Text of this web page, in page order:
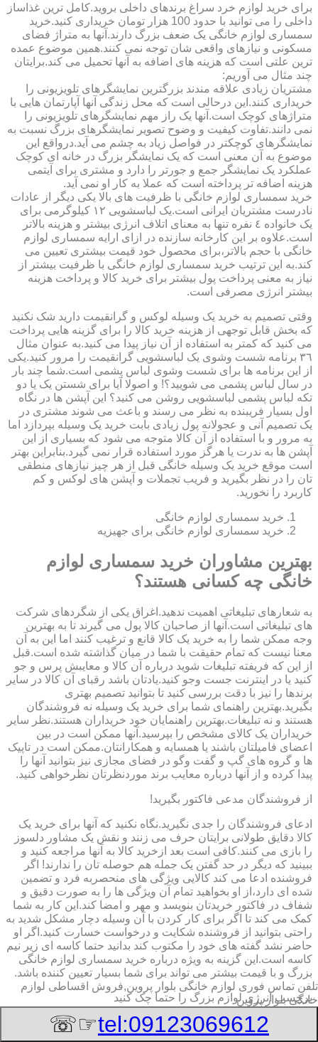
برای خرید لوازم خرد سراغ برندهای داخلی بروید.کامل ترین غذاساز
داخلی را می توانید با حدود 100 هزار تومان خریداری کنید.خرید
سمساری لوازم خانگی یک ضعف بزرگ دارند.آنها به متراژ فضای
مسکونی و نیازهای واقعی شان توجه نمی کنند.همین موضوع عمده
ترین علتی است که هزینه های اضافه به آنها تحمیل می کند.برایتان
چند مثال می آوریم:
مشتریان زیادی علاقه مندند بزرگترین نمایشگرهای تلویزیونی را
خریداری کنند.این درحالی است که محل زندگی آنها آپارتمان هایی با
متراژهای کوچک است.آنها یک راز مهم نمایشگرهای تلویزیونی را
نمی دانند.تفاوت کیفیت و وضوح تصویر نمایشگرهای بزرگ نسبت به
نمایشگرهای کوچکتر در فواصل زیاد به چشم می آید.درواقع این
موضوع به آن معنی است که یک نمایشگر بزرگ در خانه ای کوچک
عملکرد یک نمایشگر جمع و جورتر را دارد و مشتری برای آیتمی
هزینه اضافه تر پرداخته است که عملا به کار او نمی آید.
خرید سمساری لوازم خانگی با ظرفیت های بالا یکی دیگر از عادات
نادرست مشتریان ایرانی است.یک لباسشویی ١٢ کیلوگرمی برای
یک خانواده ٤ نفره تنها به معنای اتلاف انرژی بیشتر و هزینه بالاتر
است.علاوه بر این کارخانه سازنده در ازای ارایه سمساری لوازم
خانگی با حجم بالاتر،برای محصول خود قیمت بیشتری تعیین می
کند.به این ترتیب خرید سمساری لوازم خانگی با ظرفیت بیشتر از
نیاز به معنی پرداخت پول بیشتر برای خرید کالا و پرداخت هزینه
بیشتر انرژی مصرفی است.
وقتی تصمیم به خرید یک وسیله لوکس و گرانقیمت دارید شک نکنید
که بخش قابل توجهی از هزینه خرید کالا را برای گزینه هایی پرداخت
می کنید که کمتر به استفاده از آن نیاز پیدا می کنید.به عنوان مثال
٣٦ برنامه شست وشوی یک لباسشویی گرانقیمت را مرور کنید.یکی
از این برنامه ها برای شست وشوی لباس پشمی است.شما چند بار
در سال لباس پشمی می شویید؟! و اصولا آیا برای شستن یک یا دو
تکه لباس پشمی لباسشویی روشن می کنید؟ این آپشن ها در نگاه
اول بسیار فریبنده به نظر می رسند و باعث می شوند مشتری در
یک تصمیم آنی و عجولانه پول زیادی بابت خرید یک وسیله بپردازد اما
به مرور و با استفاده از آن کالا متوجه می شود که بسیاری از این
آپشن ها به ندرت یا هرگز مورد استفاده قرار نمی گیرد.بنابراین بهتر
است موقع خرید یک وسیله خانگی قبل از هر چیز نیازهای منطقی
تان را در نظر بگیرید و فریب تجملات و آپشن های لوکس و کم
کاربرد را نخورید.
خرید سمساری لوازم خانگی
خرید سمساری لوازم خانگی برای جهیزیه
بهترین مشاوران خرید سمساری لوازم
خانگی چه کسانی هستند؟
به شعارهای تبلیغاتی اهمیت ندهید.اغراق یکی از شگردهای شرکت
های تبلیغاتی است.آنها از صاحبان کالا پول می گیرند تا به بهترین
وجه ممکن شما را به خرید یک کالا قانع و ترغیب کنند اما این به آن
معنا نیست که تمام حقیقت با شما در میان گذاشته شده است.قبل
از این که فریفته تبلیغات شوید درباره آن کالا و معایبش پرس و جو
کنید یا در اینترنت جست وجو کنید.یادتان باشد رقبای آن کالا در سایر
برندها را نیز با دقت بررسی کنید تا بتوانید تصمیم بهتری
بگیرید.بهترین راهنمای شما برای خرید یک وسیله نه فروشندگان
هستند و نه تبلیغات.بهترین راهنمایان خود خریداران هستند.نظر سایر
خریداران یک کالای مشخص را بپرسید.آنها ممکن است در بین
اعضای فامیلتان باشند یا همسایه و همکارانتان.ممکن است در تاپیک
ها و گروه های گپ و گفت وگو در فضای مجازی نیز بتوانید آنها را
پیدا کرده و از آنها درباره معایب برند موردنظرتان نظرخواهی کنید.
از فروشندگان مدعی فاکتور بگیرید!
ادعای فروشندگان را جدی نگیرید.نگاه نکنید که آنها برای خرید یک
کالا دقایق طولانی برایتان حرف می زنند و نقش یک مشاور دلسوز
را بازی می کنند.کافی است بعد ازخرید کالا به آنها مراجعه کنید و
ببینید که دیگر در حد گفتن یک جمله هم حوصله تان را ندارند! اگر
فروشنده ادعا می کند کالایی ویژگی های منحصربه فرد و تضمین
شده ای دارد،از او بخواهید تمام آن ویژگی ها را به صورت دقیق و
شفاف در فاکتور خریدتان بنویسد و مهر و امضا کند.این کار به شما
کمک می کند تا اگر برای کار کردن با آن وسیله دچار مشکل شدید به
راحتی بتوانید از فروشنده شکایت و درخواست خسارت کنید.اگر او
حاضر نشد گفته های خود را مکتوب کند بدانید حتما کاسه ای زیر نیم
کاسه است.این گزینه به ویژه درباره خرید سمساری لوازم خانگی
بزرگ و با قیمت بیشتر می تواند برای شما بسیار تعیین کننده باشد.
برچسب انرژی لوازم بزرگ را حتما چک کنید
به برچسب انرژی توجه کنید.برچسب انرژی ٧ فلش رنگی است که
به ترتیب طیف های رنگی سبز تیره تا قرمز تیره را در بر می
تلفن تماس فوری لوازم خانگی بلوار پروین,فروش اقساطی لوازم
خانگی بلوار پروین
tel:09123069612
☞☏